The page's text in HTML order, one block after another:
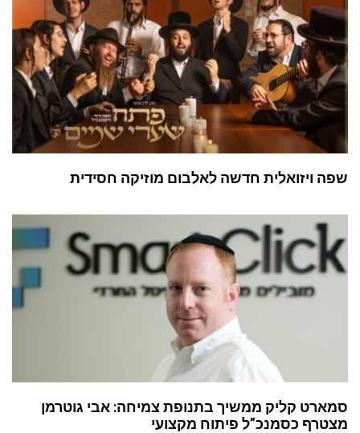
שפה ויזואלית חדשה לאלבום מוזיקה חסידית
סמארט קליק ממשיך בתנופת צמיחה: אבי גוטרמן
מצטרף כסמנכ”ל פיתוח מקצועי